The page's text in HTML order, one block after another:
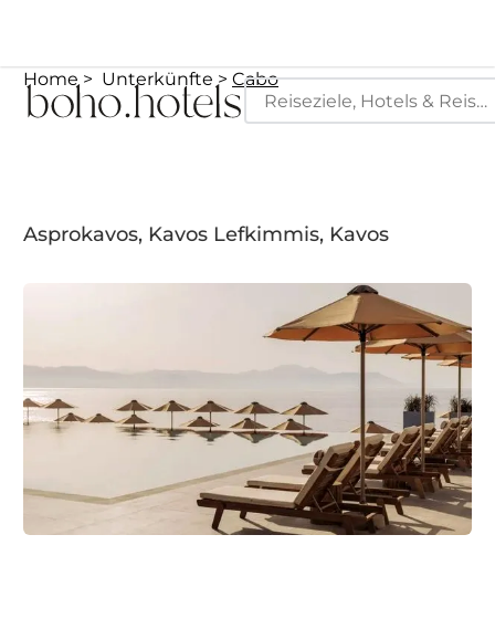
Home Unterkünfte Cabo
Asprokavos, Kavos Lefkimmis, Kavos